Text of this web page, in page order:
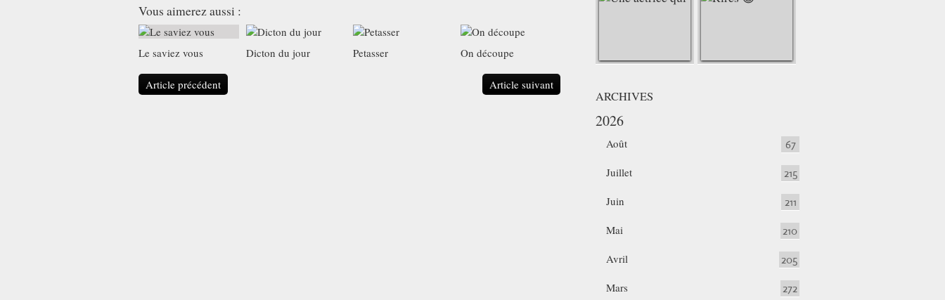
Vous aimerez aussi :
Le saviez vous Dicton du jour Petasser On découpe
Article précédent Article suivant
ARCHIVES
2026
Août 67
Juillet 215
Juin 211
Mai 210
Avril 205
Mars 272